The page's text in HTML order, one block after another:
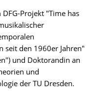
Projekt "Time has
seit den 1960er Jahren"
und Doktorandin an
und
der TU Dresden.